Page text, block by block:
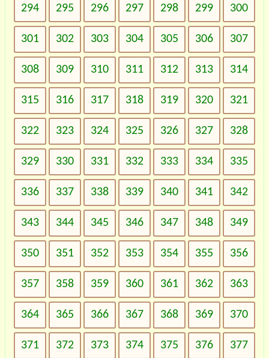
294 295 296 297 298 299 300
301 302 303 304 305 306 307
308 309 310 311 312 313 314
315 316 317 318 319 320 321
322 323 324 325 326 327 328
329 330 331 332 333 334 335
336 337 338 339 340 341 342
343 344 345 346 347 348 349
350 351 352 353 354 355 356
357 358 359 360 361 362 363
364 365 366 367 368 369 370
371 372 373 374 375 376 377